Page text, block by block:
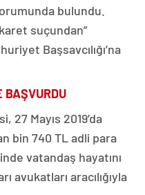
bulundu.
suçundan”
Başsavcılığı’na
BAŞVURDU
27 Mayıs 2019’da
bin 740 TL adli para
vatandaş hayatını
avukatları aracılığıyla